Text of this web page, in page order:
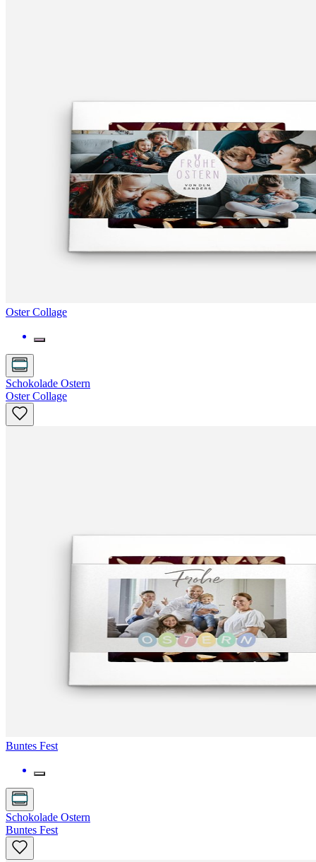
Oster Collage
Schokolade Ostern
Oster Collage
Buntes Fest
Schokolade Ostern
Buntes Fest